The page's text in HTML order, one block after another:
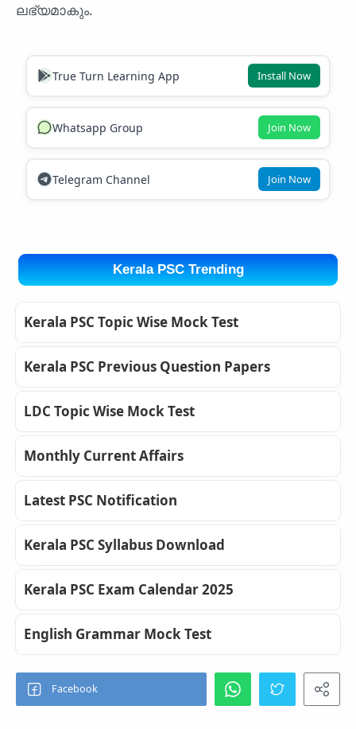
ലഭ്യമാകും.
True Turn Learning App Install Now
Whatsapp Group Join Now
Telegram Channel Join Now
Kerala PSC Trending
Kerala PSC Topic Wise Mock Test
Kerala PSC Previous Question Papers
LDC Topic Wise Mock Test
Monthly Current Affairs
Latest PSC Notification
Kerala PSC Syllabus Download
Kerala PSC Exam Calendar 2025
English Grammar Mock Test